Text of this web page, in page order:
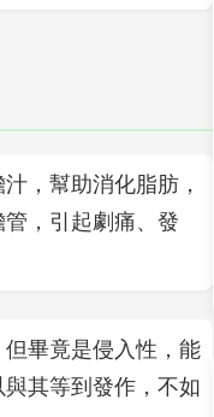
，幫助消化脂肪，
，引起劇痛、發
畢竟是侵入性，能
其等到發作，不如